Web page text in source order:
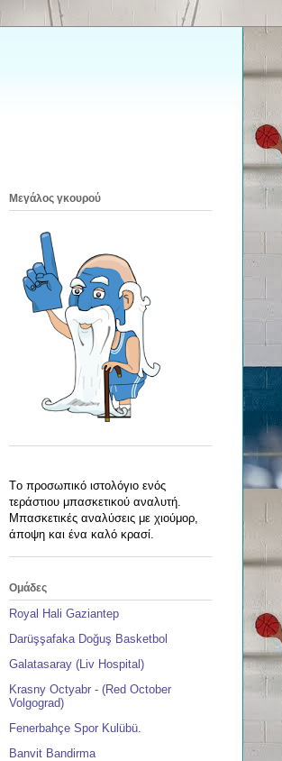
Μεγάλος γκουρού
Tο προσωπικό ιστολόγιο ενός
τεράστιου μπασκετικού αναλυτή.
Μπασκετικές αναλύσεις με χιούμορ,
άποψη και ένα καλό κρασί.
Ομάδες
Royal Hali Gaziantep
Darüşşafaka Doğuş Basketbol
Galatasaray (Liv Hospital)
Krasny Octyabr - (Red October
Volgograd)
Fenerbahçe Spor Kulübü.
Banvit Bandirma